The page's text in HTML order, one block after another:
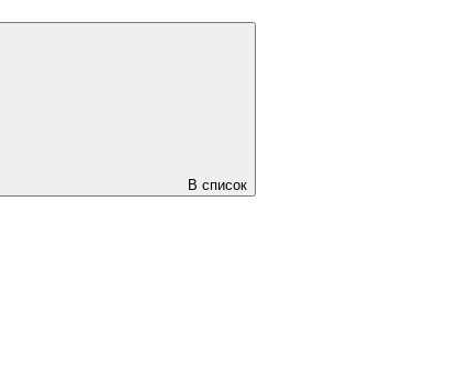
В список